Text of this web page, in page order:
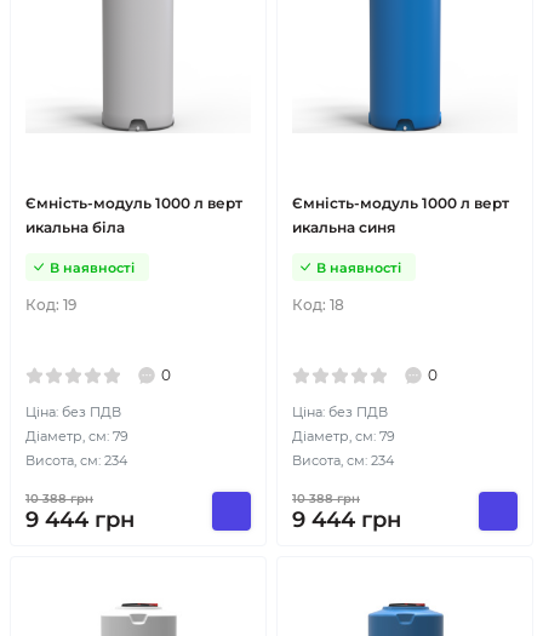
Ємність-модуль 1000 л верт
икальна біла
Код: 19
В наявності
0
Ціна: без ПДВ
Діаметр, см: 79
Висота, см: 234
10 388грн
9 444 грн
Ємність-модуль 1000 л верт
икальна синя
Код: 18
В наявності
0
Ціна: без ПДВ
Діаметр, см: 79
Висота, см: 234
10 388грн
9 444 грн